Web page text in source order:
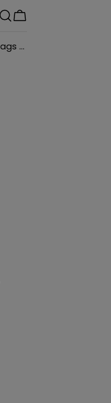
Cart
Sleeping bags with legs